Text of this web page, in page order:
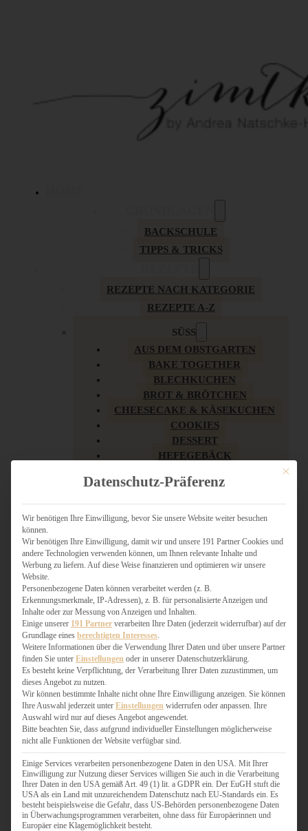
BACKSCHULE
TIPPS & TRICKS
REZEPTE NACH KATEGORIE
REZEPTE A-Z
SÜSS
AUS DEM OBSTGARTEN
BAKE TOGETHER
BLECHKUCHEN
BROT & BRÖTCHEN
CHEESECAKE & KÄSEKUCHEN
COOKIES
DESSERT
HEFEGEBÄCK
KUCHEN
LOW CARB & GESÜNDER
MY AMERICAN BAKERY
SCHOKOLADIGES
SÜSSES HAUPTGERICHT
TÖRTCHEN
VEGAN SÜSS
WEIHNACHTSBÄCKEREI
HERZHAFT
BURGER & SANDWICHES
FIX AUF DEM TISCH
FLEISCH & FISCH
GRILLEN / BARBECUE
HERZHAFTES BACKEN
ONE-POT-GERICHTE
PASTA & NUDELGERICHTE
PIZZA, TARTES & QUICHES
REIS & RISOTTO
Mit
Datenschutz-Präferenz
Wir benötigen Ihre Einwilligung, bevor Sie unsere Website weiter besuchen
können.
Wir benötigen Ihre Einwilligung, damit wir und unsere 191 Partner Cookies und
andere Technologien verwenden können, um Ihnen relevante Inhalte und
Werbung zu liefern. Auf diese Weise finanzieren und optimieren wir unsere
Website.
Personenbezogene Daten können verarbeitet werden (z. B.
Erkennungsmerkmale, IP-Adressen), z. B. für personalisierte Anzeigen und
Inhalte oder zur Messung von Anzeigen und Inhalten.
Einige unserer 191 Partner verarbeiten Ihre Daten (jederzeit widerrufbar) auf der
Grundlage eines berechtigten Interesses
Weitere Informationen über die Verwendung Ihrer Daten und über unsere Partner
finden Sie unter Einstellungen oder in unserer Datenschutzerklärung.
Es besteht keine Verpflichtung, der Verarbeitung Ihrer Daten zuzustimmen, um
dieses Angebot zu nutzen.
Wir können bestimmte Inhalte nicht ohne Ihre Einwilligung anzeigen. Sie können
Ihre Auswahl jederzeit unter Einstellungen widerrufen oder anpassen. Ihre
Auswahl wird nur auf dieses Angebot angewendet.
Bitte beachten Sie, dass aufgrund individueller Einstellungen möglicherweise
nicht alle Funktionen der Website verfügbar sind.
Einige Services verarbeiten personenbezogene Daten in den USA. Mit Ihrer
Einwilligung zur Nutzung dieser Services willigen Sie auch in die Verarbeitung
Ihrer Daten in den USA gemäß Art. 49 (1) lit. a GDPR ein. Der EuGH stuft die
USA als ein Land mit unzureichendem Datenschutz nach EU-Standards ein. Es
besteht beispielsweise die Gefahr, dass US-Behörden personenbezogene Daten
in Überwachungsprogrammen verarbeiten, ohne dass für Europäerinnen und
Europäer eine Klagemöglichkeit besteht.